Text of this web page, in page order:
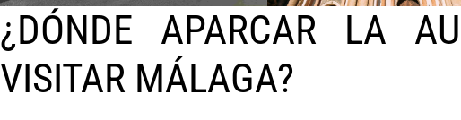
¿DÓNDE APARCAR LA
VISITAR MÁLAGA?